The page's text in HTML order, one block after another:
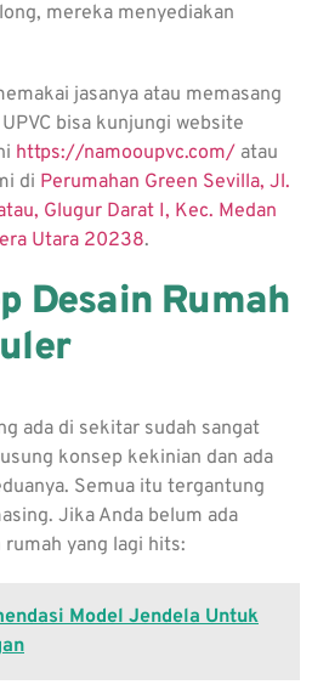
mereka menyediakan
jasanya atau memasang
bisa kunjungi website
https://namooupvc.com/ atau
di Perumahan Green Sevilla, Jl.
Glugur Darat I, Kec. Medan
Utara 20238.
Desain Rumah
ada di sekitar sudah sangat
konsep kekinian dan ada
Semua itu tergantung
Jika Anda belum ada
yang lagi hits:
Model Jendela Untuk